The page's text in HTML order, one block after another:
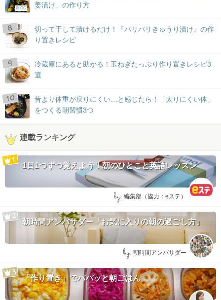
BLOG
姜漬け」の作り方
切って干して漬けるだけ！『パリパリきゅうり漬け』の作
り置きレシピ
冷蔵庫にあると助かる！玉ねぎたっぷり作り置きレシピ3
選
昔より体重が戻りにくい…と感じたら！「太りにくい体」
をつくる朝習慣3つ
連載ランキング
1日1つずつ覚えよう！朝のひとこと英語レッスン
by: 編集部（協力：eステ）
朝時間アンバサダー「お気に入りの朝の過ごし方」
by: 朝時間アンバサダー
「作り置き」でパパッと朝ごはん